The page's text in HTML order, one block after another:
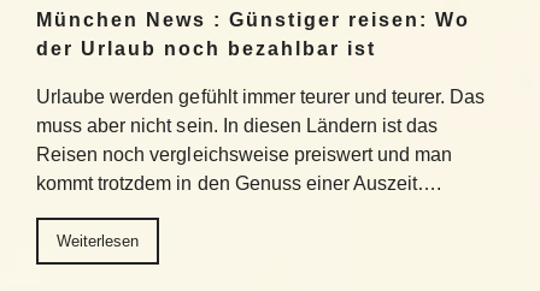
München News : Günstiger reisen: Wo
der Urlaub noch bezahlbar ist
Urlaube werden gefühlt immer teurer und teurer. Das
muss aber nicht sein. In diesen Ländern ist das
Reisen noch vergleichsweise preiswert und man
kommt trotzdem in den Genuss einer Auszeit….
Weiterlesen